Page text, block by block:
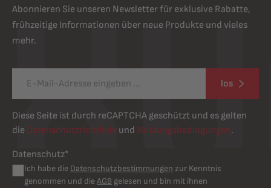
Abonnieren Sie unseren Newsletter für exklusive Rabatte,
frühzeitige Informationen über neue Produkte und vieles
mehr.
los
Diese Seite ist durch reCAPTCHA geschützt und es gelten
die Datenschutzrichtlinie und Nutzungsbedingungen.
Datenschutz*
Ich habe die Datenschutzbestimmungen zur Kenntnis
genommen und dieAGB gelesen und bin mit ihnen